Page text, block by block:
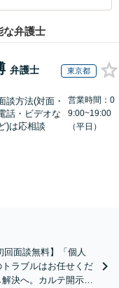
な弁護士
弁護士 東京都
談方法(対面・
話・ビデオな
)は応相談
営業時間：0
9:00~19:00
（平日）
回面談無料】「個人
ラブルはお任せくだ
決へ。カルテ開示や